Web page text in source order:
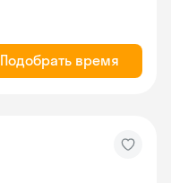
Подобрать время